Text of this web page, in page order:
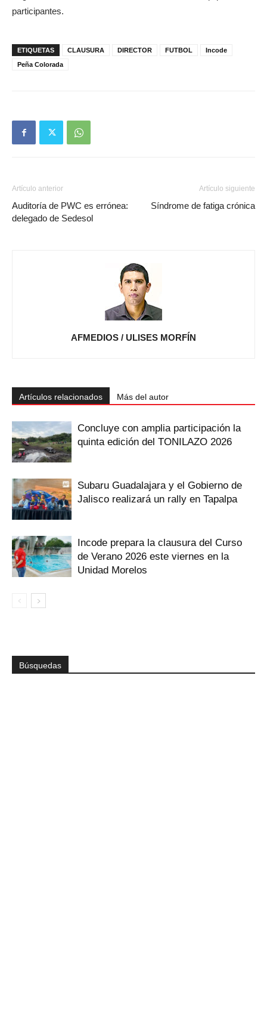
participantes.
ETIQUETAS CLAUSURA DIRECTOR FUTBOL
Incode
Peña Colorada
Artículo anterior
Auditoría de PWC es errónea:
delegado de Sedesol
Artículo siguiente
Síndrome de fatiga crónica
AFMEDIOS / ULISES MORFÍN
Artículos relacionados Más del autor
Concluye con amplia participación la
quinta edición del TONILAZO 2026
Subaru Guadalajara y el Gobierno de
Jalisco realizará un rally en Tapalpa
Incode prepara la clausura del Curso
de Verano 2026 este viernes en la
Unidad Morelos
Búsquedas